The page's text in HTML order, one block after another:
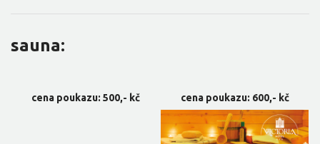
sauna:
cena poukazu: 500,- kč cena poukazu: 600,- kč